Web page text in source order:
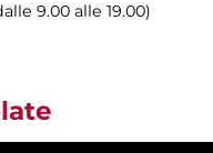
9.00 alle 19.00)